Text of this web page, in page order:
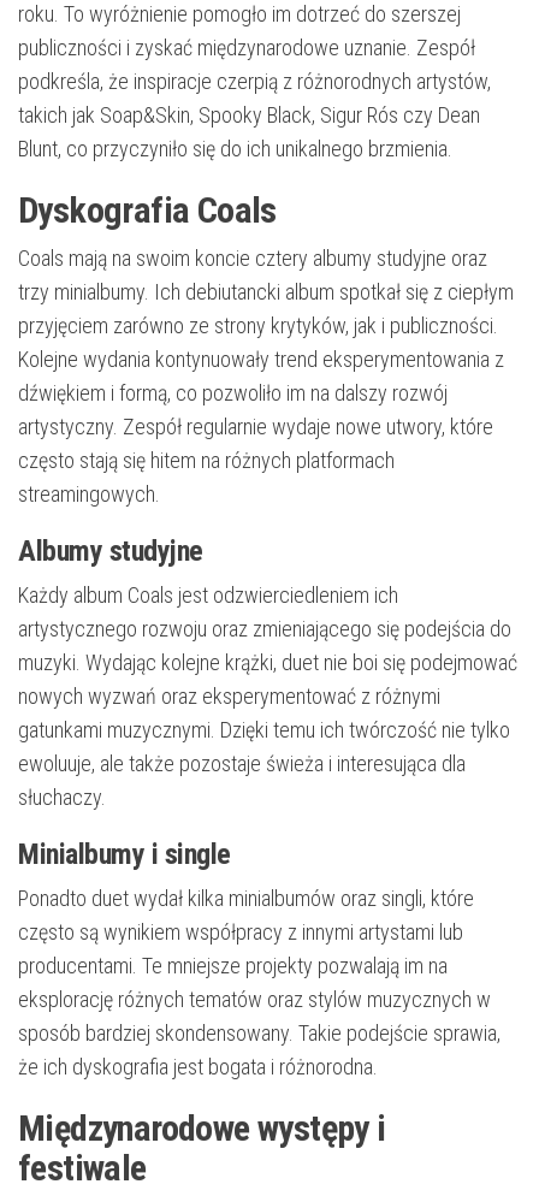
roku. To wyróżnienie pomogło im dotrzeć do szerszej
publiczności i zyskać międzynarodowe uznanie. Zespół
podkreśla, że inspiracje czerpią z różnorodnych artystów,
takich jak Soap&Skin, Spooky Black, Sigur Rós czy Dean
Blunt, co przyczyniło się do ich unikalnego brzmienia.
Dyskografia Coals
Coals mają na swoim koncie cztery albumy studyjne oraz
trzy minialbumy. Ich debiutancki album spotkał się z ciepłym
przyjęciem zarówno ze strony krytyków, jak i publiczności.
Kolejne wydania kontynuowały trend eksperymentowania z
dźwiękiem i formą, co pozwoliło im na dalszy rozwój
artystyczny. Zespół regularnie wydaje nowe utwory, które
często stają się hitem na różnych platformach
streamingowych.
Albumy studyjne
Każdy album Coals jest odzwierciedleniem ich
artystycznego rozwoju oraz zmieniającego się podejścia do
muzyki. Wydając kolejne krążki, duet nie boi się podejmować
nowych wyzwań oraz eksperymentować z różnymi
gatunkami muzycznymi. Dzięki temu ich twórczość nie tylko
ewoluuje, ale także pozostaje świeża i interesująca dla
słuchaczy.
Minialbumy i single
Ponadto duet wydał kilka minialbumów oraz singli, które
często są wynikiem współpracy z innymi artystami lub
producentami. Te mniejsze projekty pozwalają im na
eksplorację różnych tematów oraz stylów muzycznych w
sposób bardziej skondensowany. Takie podejście sprawia,
że ich dyskografia jest bogata i różnorodna.
Międzynarodowe występy i
festiwale